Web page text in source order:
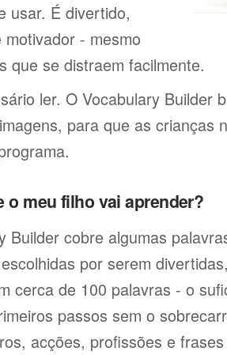
usar. É divertido,
- mesmo
que se distraem facilmente.
ler. O Vocabulary Builder
para que as crianças
o meu filho vai aprender?
Builder cobre algumas
por serem
cerca de 100 palavras - o
passos sem o
acções, profissões e